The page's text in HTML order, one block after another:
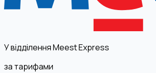
У відділення Meest Express
за тарифами